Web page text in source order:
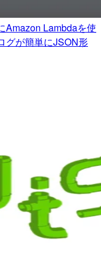
Amazon Lambdaを使
グが簡単にJSON形